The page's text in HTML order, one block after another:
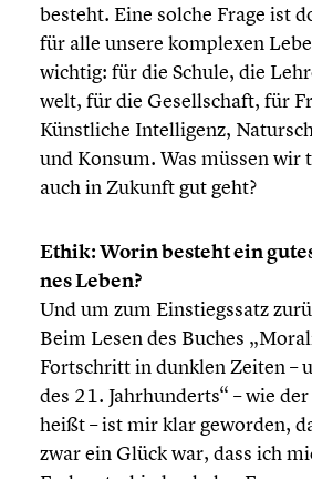
besteht. Eine solche Frage ist
für alle unsere komplexen
wichtig: für die Schule, die
welt, für die Gesell­schaft, für
Künst­li­che Intel­li­genz,
und Konsum. Was müssen wir
auch in Zukunft gut geht?
Ethik: Worin besteht ein
nes Leben?​
Und um zum Einstiegs­satz
Beim Lesen des Buches
Fortschritt in dunklen Zeiten –
des 21. Jahrhun­derts“ – wie
heißt – ist mir klar geworden,
zwar ein Glück war, dass ich